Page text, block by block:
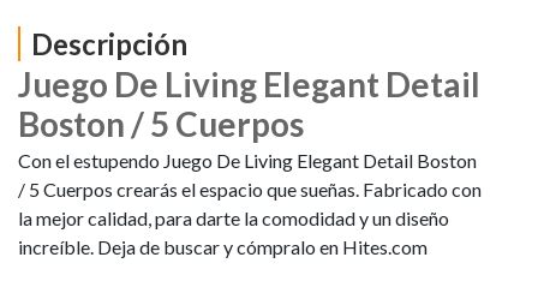
Descripción
Juego De Living Elegant Detail
Boston / 5 Cuerpos
Con el estupendo Juego De Living Elegant Detail Boston
/ 5 Cuerpos crearás el espacio que sueñas. Fabricado con
la mejor calidad, para darte la comodidad y un diseño
increíble. Deja de buscar y cómpralo en Hites.com